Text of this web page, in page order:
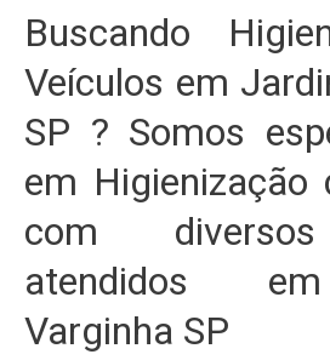
Buscando
Veículos em
SP ? Somos
em Higienização
com
atendidos
Varginha SP